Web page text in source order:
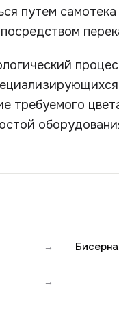
путем
требуемого
→
→